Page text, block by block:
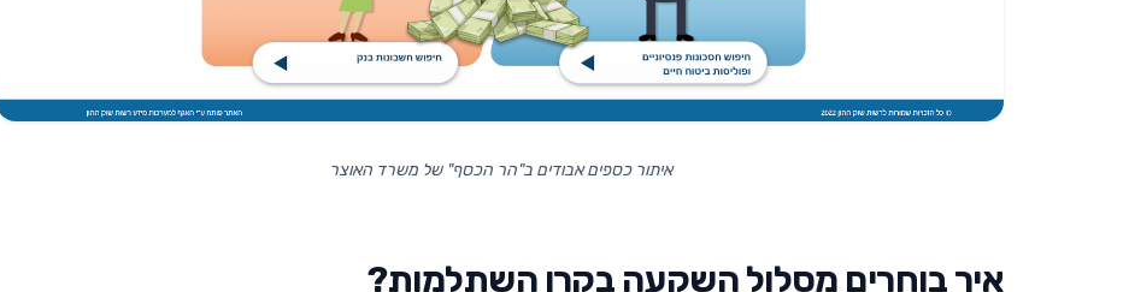
איתור כספים אבודים ב"הר הכסף" של משרד האוצר
איך בוחרים מסלול השקעה בקרן השתלמות?